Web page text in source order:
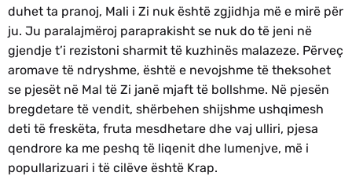
duhet ta pranoj, Mali i Zi nuk është zgjidhja më e mirë për
ju. Ju paralajmëroj paraprakisht se nuk do të jeni në
gjendje t’i rezistoni sharmit të kuzhinës malazeze. Përveç
aromave të ndryshme, është e nevojshme të theksohet
se pjesët në Mal të Zi janë mjaft të bollshme. Në pjesën
bregdetare të vendit, shërbehen shijshme ushqimesh
deti të freskëta, fruta mesdhetare dhe vaj ulliri, pjesa
qendrore ka me peshq të liqenit dhe lumenjve, më i
popullarizuari i të cilëve është Krap.